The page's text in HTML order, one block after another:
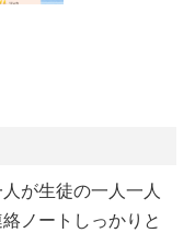
が生徒の一人一人
ノートしっかりと